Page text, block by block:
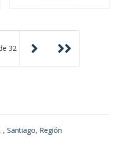
32
Santiago, Región